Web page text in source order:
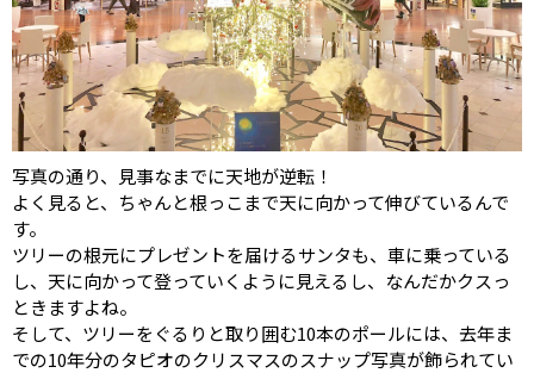
写真の通り、見事なまでに天地が逆転！
よく見ると、ちゃんと根っこまで天に向かって伸びているんで
す。
ツリーの根元にプレゼントを届けるサンタも、車に乗っている
し、天に向かって登っていくように見えるし、なんだかクスっ
ときますよね。
そして、ツリーをぐるりと取り囲む10本のポールには、去年ま
での10年分のタピオのクリスマスのスナップ写真が飾られてい